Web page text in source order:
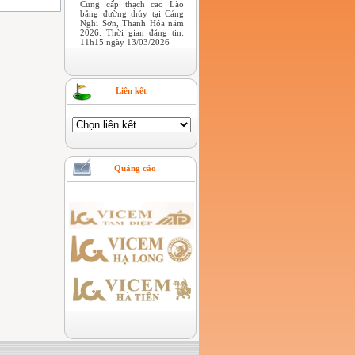
Cung cấp thạch cao Lào
bằng đường thủy tại Cảng
Nghi Sơn, Thanh Hóa năm
2026. Thời gian đăng tin:
11h15 ngày 13/03/2026
Liên kết
Quảng cáo